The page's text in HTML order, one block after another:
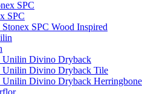
SPC
SPC Wood Inspired
Divino Dryback
Divino Dryback Tile
Divino Dryback Herringbone